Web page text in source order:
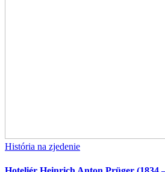
História na zjedenie